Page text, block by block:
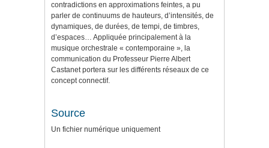
contradictions en approximations feintes, a pu
parler de continuums de hauteurs, d’intensités, de
dynamiques, de durées, de tempi, de timbres,
d’espaces… Appliquée principalement à la
musique orchestrale « contemporaine », la
communication du Professeur Pierre Albert
Castanet portera sur les différents réseaux de ce
concept connectif.
Source
Un fichier numérique uniquement